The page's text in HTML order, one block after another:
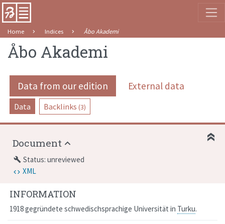
Home Indices Åbo Akademi
Åbo Akademi
Data from our edition External data
Data Backlinks (3)
INFORMATION
1918 gegründete schwedischsprachige Universität in Turku.
Document
build Status: unreviewed
XML